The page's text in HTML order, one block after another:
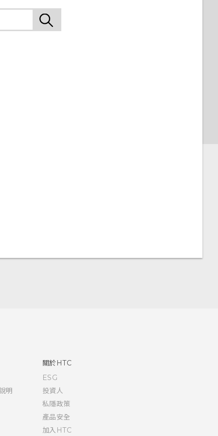
明
關於HTC
ESG
投資人
私隱政策
產品安全
加入HTC